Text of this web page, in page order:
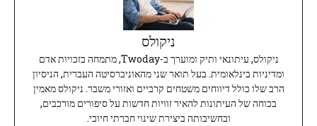
ניקולס
ניקולס, עיתונאי ותיק ומוערך ב-Twoday, מתמחה בזכויות אדם
ומדיניות בינלאומית. בעל תואר שני מהאוניברסיטה העברית, הניסיון
הרב שלו כולל דיווחים משטחים קרביים ואזורי משבר. ניקולס מאמין
בכוחה של העיתונות להאיר זוויות חדשות על סיפורים מורכבים,
ובחשיבותה ביצירת שינוי חברתי חיובי.